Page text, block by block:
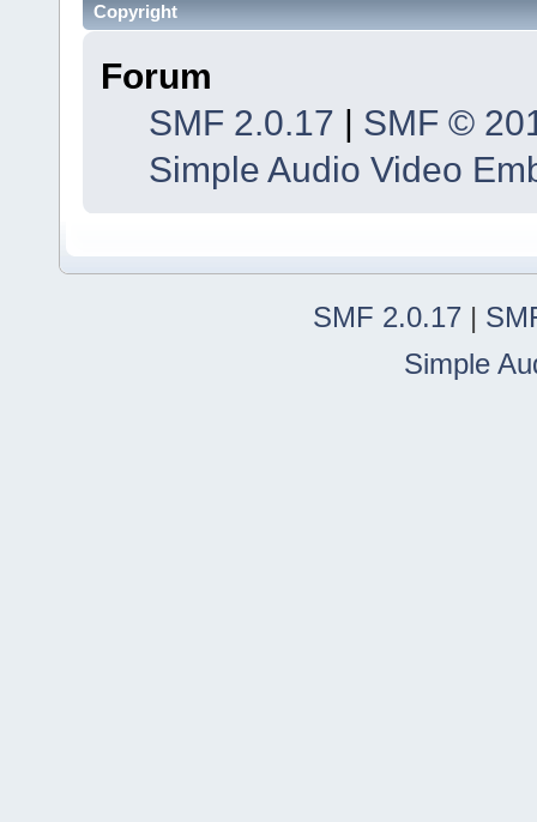
Copyright
Forum
SMF 2.0.17 | SMF ©
Simple Audio Video
SMF 2.0.17 |
Simple